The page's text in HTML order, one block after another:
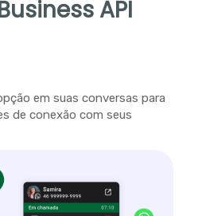
API
em suas conversas para
de conexão com seus